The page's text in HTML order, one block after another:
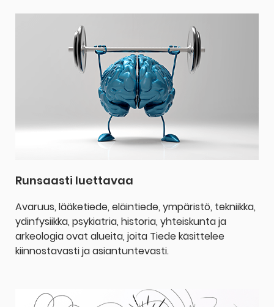
Runsaasti luettavaa
Avaruus, lääketiede, eläintiede, ympäristö, tekniikka,
ydinfysiikka, psykiatria, historia, yhteiskunta ja
arkeologia ovat alueita, joita Tiede käsittelee
kiinnostavasti ja asiantuntevasti.